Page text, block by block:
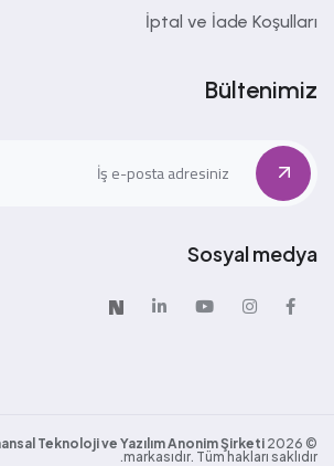
İptal ve İade Koşulları
Bültenimiz
Sosyal medya
©
2026
Teknoloji ve Yazılım Anonim Şirketi
markasıdır. Tüm hakları saklıdır.